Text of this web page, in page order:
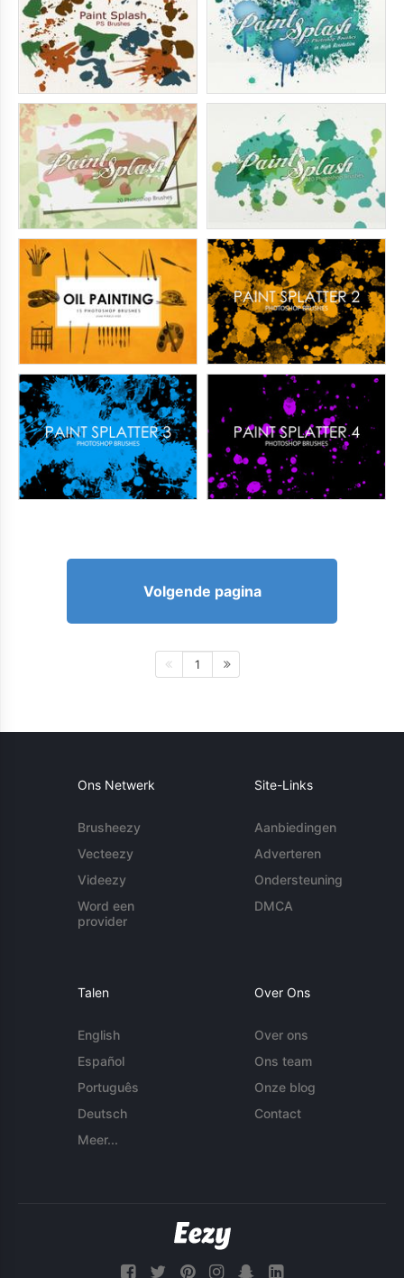
Volgende pagina
1
Ons Netwerk
Brusheezy
Vecteezy
Videezy
Word een
provider
Site-Links
Aanbiedingen
Adverteren
Ondersteuning
DMCA
Talen
English
Español
Português
Deutsch
Meer...
Over Ons
Over ons
Ons team
Onze blog
Contact